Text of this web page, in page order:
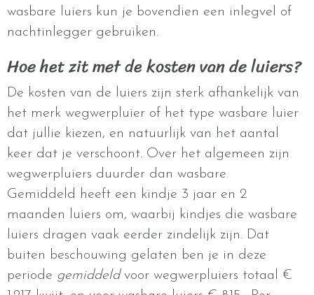
wasbare luiers kun je bovendien een inlegvel of
nachtinlegger gebruiken.
Hoe het zit met de kosten van de luiers?
De kosten van de luiers zijn sterk afhankelijk van
het merk wegwerpluier of het type wasbare luier
dat jullie kiezen, en natuurlijk van het aantal
keer dat je verschoont. Over het algemeen zijn
wegwerpluiers duurder dan wasbare.
Gemiddeld heeft een kindje 3 jaar en 2
maanden luiers om, waarbij kindjes die wasbare
luiers dragen vaak eerder zindelijk zijn. Dat
buiten beschouwing gelaten ben je in deze
periode gemiddeldvoor wegwerpluiers totaal €